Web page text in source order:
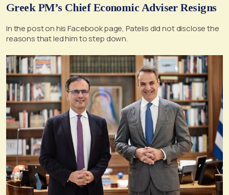
Greek PM’s Chief Economic Adviser Resigns
In the post on his Facebook page, Patelis did not disclose the
reasons that led him to step down.